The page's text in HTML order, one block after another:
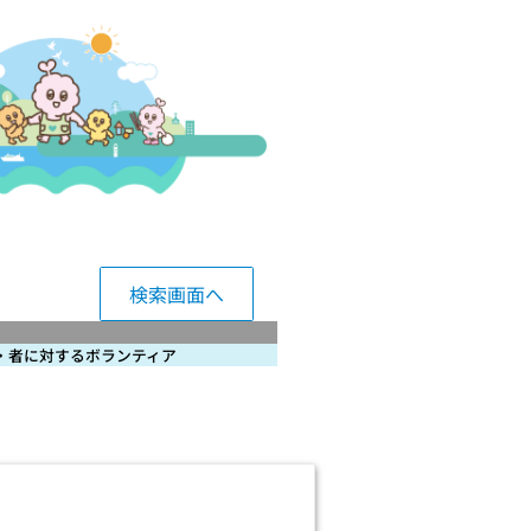
検索画面へ
者に対するボランティア